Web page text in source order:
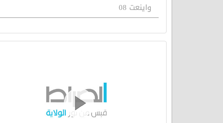
واينعت 08